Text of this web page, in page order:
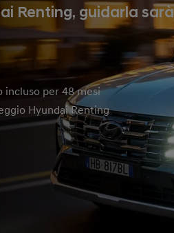
Renting, guidarla sarà
incluso per 48 mesi
Hyundai Renting